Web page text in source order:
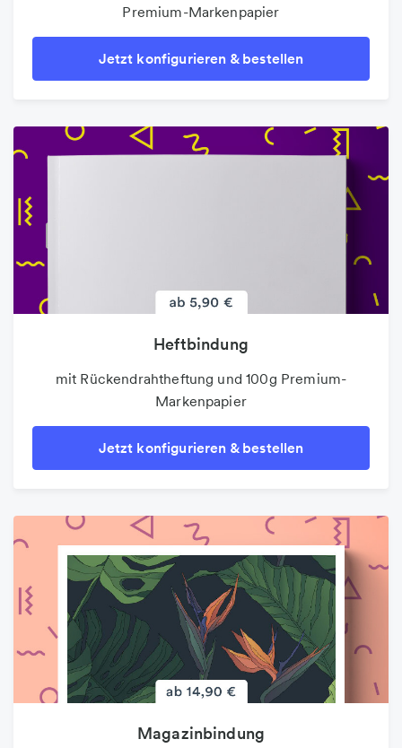
Premium-Markenpapier
Jetzt konfigurieren & bestellen
Heftbindung
mit Rückendrahtheftung und 100g Premium-
Markenpapier
Jetzt konfigurieren & bestellen
Magazinbindung